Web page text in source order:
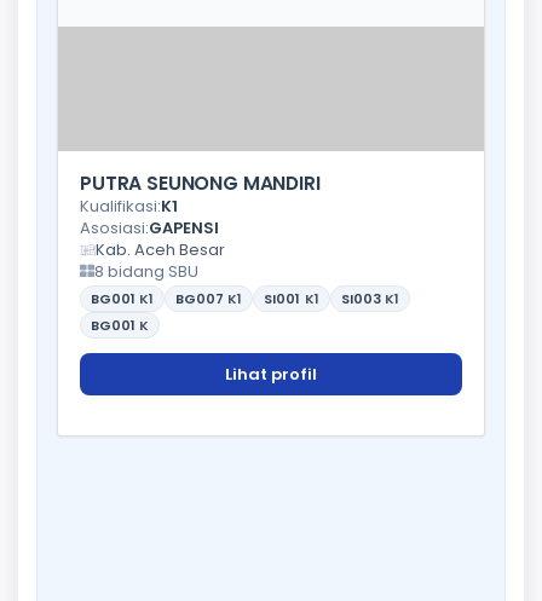
PUTRA SEUNONG MANDIRI
Kualifikasi:K1
Asosiasi:GAPENSI
Kab. Aceh Besar
8 bidang SBU
BG001 K1 BG007 K1 SI001 K1 SI003 K1
BG001 K
Lihat profil